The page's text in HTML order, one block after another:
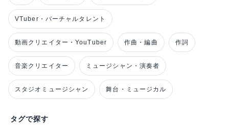
VTuber・バーチャルタレント
動画クリエイター・YouTuber 作曲・編曲 作詞
音楽クリエイター ミュージシャン・演奏者
スタジオミュージシャン 舞台・ミュージカル
タグで探す